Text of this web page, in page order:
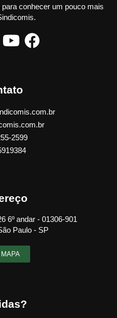
conhecer um pouco mais
2599
6º andar - 01306-901
Paulo - SP